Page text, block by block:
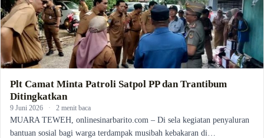
Plt Camat Minta Patroli Satpol PP dan Trantibum
Ditingkatkan
9 Juni 2026 · 2 menit baca
MUARA TEWEH, onlinesinarbarito.com – Di sela kegiatan penyaluran
bantuan sosial bagi warga terdampak musibah kebakaran di…